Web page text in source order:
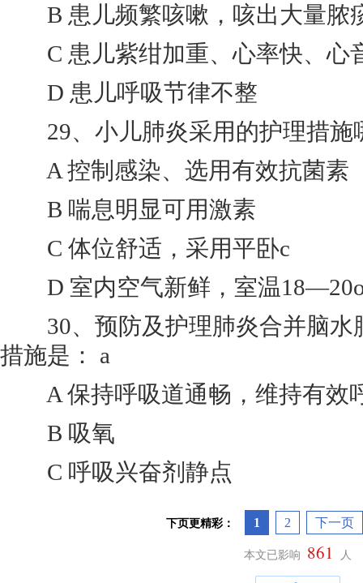
B 患儿频繁咳嗽，咳出大量脓
C 患儿紫绀加重、心率快、心
D 患儿呼吸节律不整
29、小儿肺炎采用的护理措施
A 控制感染、选用有效抗菌素
B 喘息明显可用激素
C 体位舒适，采用平卧c
D 室内空气新鲜，室温
30、预防及护理肺炎合并脑水
措施是： a
A 保持呼吸道通畅，维持有效
B 吸氧
C 呼吸兴奋剂静点
下页更精彩： 1 2 下一页
本文已影响 861 人